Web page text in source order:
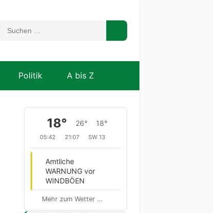
Politik A bis Z
18° 26° 18°
05:42 21:07 SW 13
Amtliche
WARNUNG vor
WINDBÖEN
Mehr zum Wetter …